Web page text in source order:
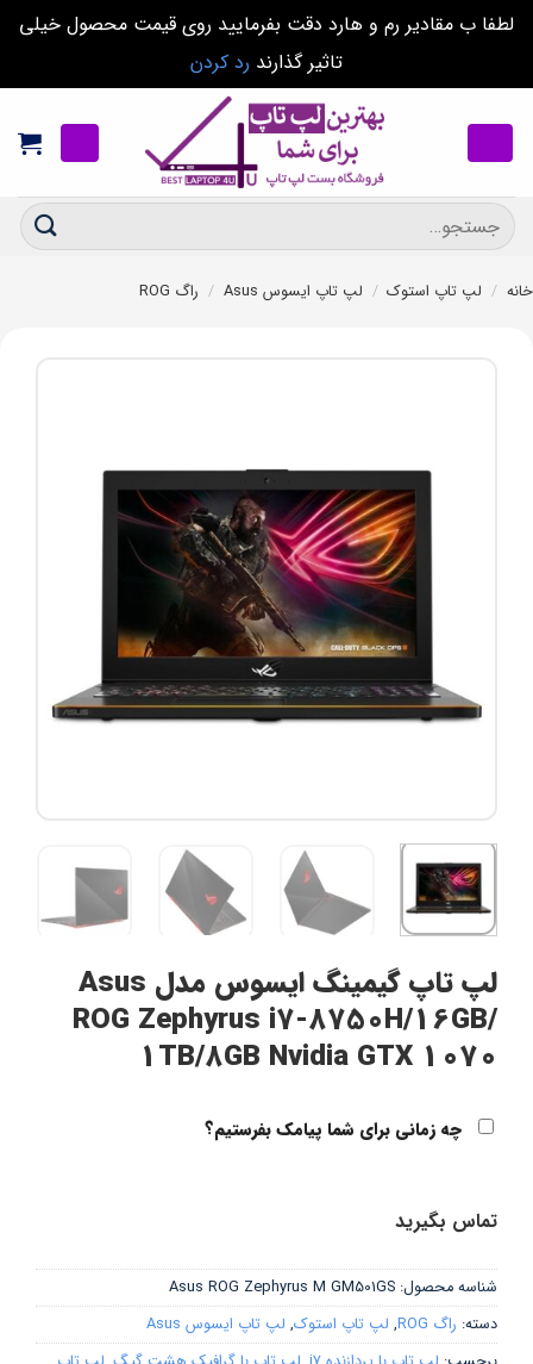
لطفا ب مقادیر رم و هارد دقت بفرمایید روی قیمت محصول خیلی
تاثیر گذارند رد کردن
content
جستجو
برای:
خانه / لپ تاپ استوک / لپ تاپ ایسوس Asus / راگ ROG
لپ تاپ گیمینگ ایسوس مدل Asus
ROG Zephyrus i7-8750H/16GB/
1TB/8GB Nvidia GTX 1070
چه زمانی برای شما پیامک بفرستیم؟
تماس بگیرید
شناسه محصول: Asus ROG Zephyrus M GM501GS
دسته: راگ ROG , لپ تاپ استوک, لپ تاپ ایسوس Asus